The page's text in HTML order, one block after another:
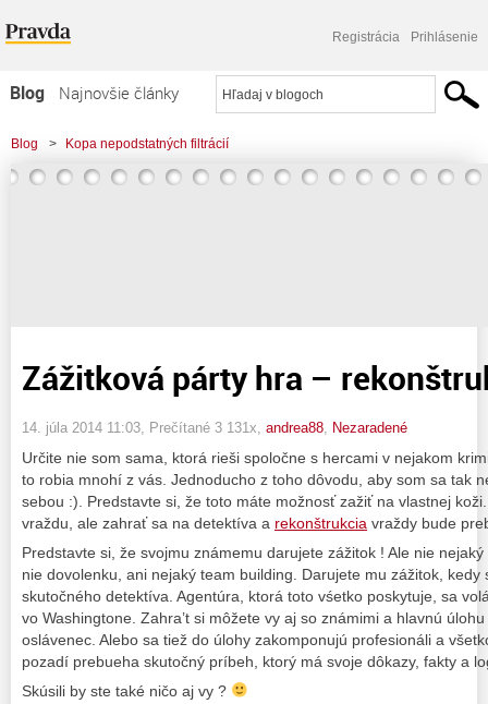
Registrácia Prihlásenie
Blog
Najnovšie články
Najčítanejšie články
Najkomentovanejšie články
Blog > Kopa nepodstatných filtrácií
> Zážitková párty hra - rekonštrukcia vraždy
Zážitková párty hra –
14. júla 2014 11:03 , Prečítané 3 131x, andrea88 Nezaradené
Určite nie som sama, ktorá rieši spoločne s hercami v nejakom
to robia mnohí z vás. Jednoducho z toho dôvodu, aby som sa tak
sebou :). Predstavte si, že toto máte možnosť zažiť na vlastnej
vraždu, ale zahrať sa na detektíva a rekonštrukcia vraždy bude
Predstavte si, že svojmu známemu darujete zážitok ! Ale nie
nie dovolenku, ani nejaký team building. Darujete mu zážitok, kedy
skutočného detektíva. Agentúra, ktorá toto vśetko poskytuje, sa
vo Washingtone. Zahra’t si môžete vy aj so známimi a hlavnú
oslávenec. Alebo sa tiež do úlohy zakomponujú profesionáli a
pozadí prebueha skutočný príbeh, ktorý má svoje dôkazy, fakty a
Skúsili by ste také ničo aj vy ?